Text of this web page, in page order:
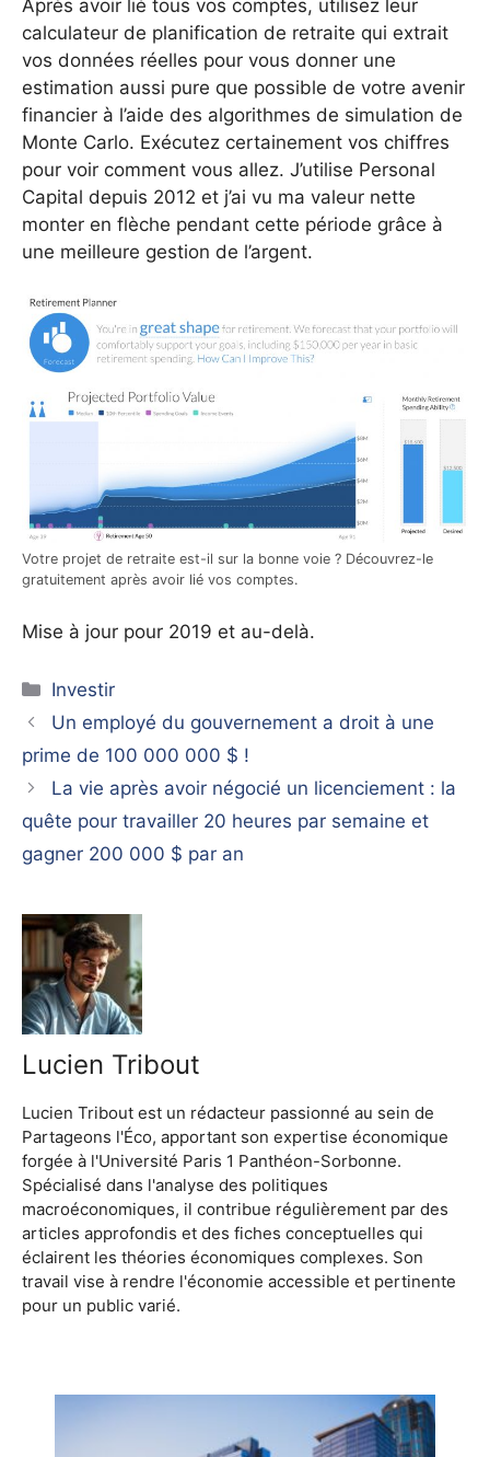
Après avoir lié tous vos comptes, utilisez leur
calculateur de planification de retraite qui extrait
vos données réelles pour vous donner une
estimation aussi pure que possible de votre avenir
financier à l’aide des algorithmes de simulation de
Monte Carlo. Exécutez certainement vos chiffres
pour voir comment vous allez. J’utilise Personal
Capital depuis 2012 et j’ai vu ma valeur nette
monter en flèche pendant cette période grâce à
une meilleure gestion de l’argent.
Votre projet de retraite est-il sur la bonne voie ? Découvrez-le
gratuitement après avoir lié vos comptes.
Mise à jour pour 2019 et au-delà.
Catégories
Investir
Un employé du gouvernement a droit à une
prime de 100 000 000 $ !
La vie après avoir négocié un licenciement : la
quête pour travailler 20 heures par semaine et
gagner 200 000 $ par an
Lucien Tribout
Lucien Tribout est un rédacteur passionné au sein de
Partageons l'Éco, apportant son expertise économique
forgée à l'Université Paris 1 Panthéon-Sorbonne.
Spécialisé dans l'analyse des politiques
macroéconomiques, il contribue régulièrement par des
articles approfondis et des fiches conceptuelles qui
éclairent les théories économiques complexes. Son
travail vise à rendre l'économie accessible et pertinente
pour un public varié.